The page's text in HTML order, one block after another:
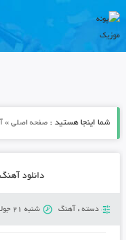
شما اینجا هستید : صفحه اصلی»
دانلود
دسته : آهنگ شنبه 21 جولای 2018